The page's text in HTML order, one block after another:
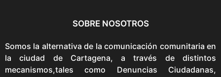
8
,
0
SOBRE NOSOTROS
Somos la alternativa de la comunicación comunitaria en
la ciudad de Cartagena, a través de distintos
mecanismos,tales como Denuncias Ciudadanas,